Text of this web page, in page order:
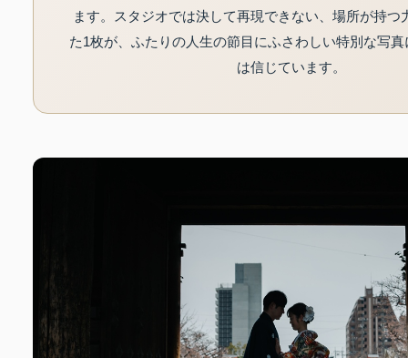
ます。スタジオでは決して再現できない、場所が持
た1枚が、ふたりの人生の節目にふさわしい特別な写
は信じています。